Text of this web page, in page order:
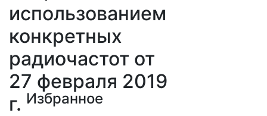
использованием
конкретных
радиочастот от
27 февраля 2019
г. Избранное